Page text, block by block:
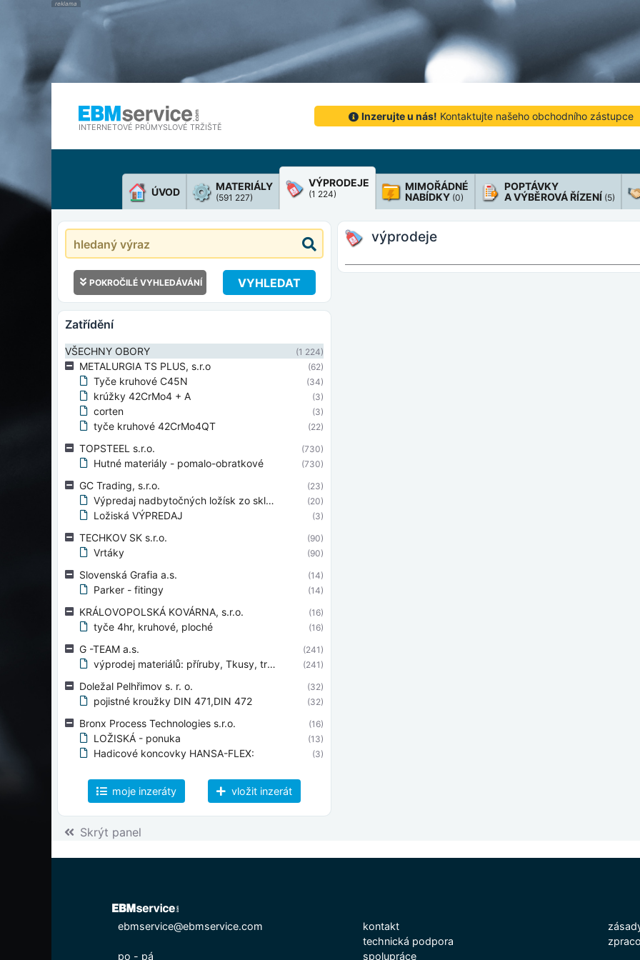
INTERNETOVÉ PRŮMYSLOVÉ TRŽIŠTĚ
Inzerujte u nás! Kontaktujte našeho obchodního zástupce
ÚVOD MATERIÁLY
(591 227)
VÝPRODEJE
(1 224)
MIMOŘÁDNÉ
NABÍDKY (0)
POPTÁVKY
A VÝBĚROVÁ ŘÍZENÍ (5)
POKROČILÉ VYHLEDÁVÁNÍ VYHLEDAT
zatřídění
VŠECHNY OBORY (1 224)
METALURGIA TS PLUS, s.r.o (62)
Tyče kruhové C45N (34)
krúžky 42CrMo4 + A (3)
corten (3)
tyče kruhové 42CrMo4QT (22)
TOPSTEEL s.r.o. (730)
Hutné materiály - pomalo-obratkové (730)
GC Trading, s.r.o. (23)
Výpredaj nadbytočných ložísk zo skladu (20)
Ložiská VÝPREDAJ (3)
TECHKOV SK s.r.o. (90)
Vrtáky (90)
Slovenská Grafia a.s. (14)
Parker - fitingy (14)
KRÁLOVOPOLSKÁ KOVÁRNA, s.r.o. (16)
tyče 4hr, kruhové, ploché (16)
G -TEAM a.s. (241)
výprodej materiálů: příruby, Tkusy, trubky 6hr (241)
Doležal Pelhřimov s. r. o. (32)
pojistné kroužky DIN 471,DIN 472 (32)
Bronx Process Technologies s.r.o. (16)
LOŽISKÁ - ponuka (13)
Hadicové koncovky HANSA-FLEX: (3)
moje inzeráty vložit inzerát
Skrýt panel
výprodeje
ebmservice@ebmservice.com
po - pá
kontakt
technická podpora
spolupráce